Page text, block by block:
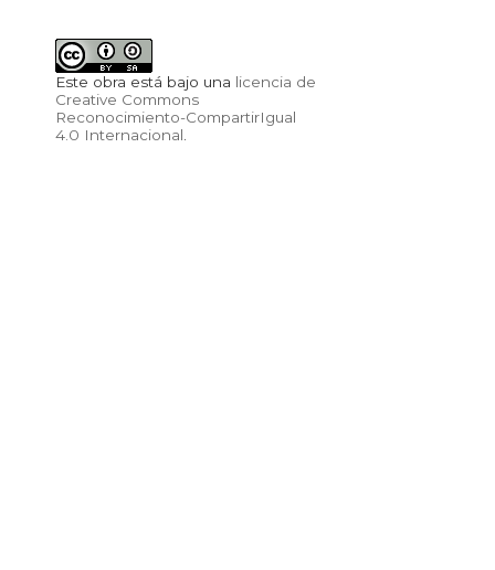
Este obra está bajo una licencia de
Creative Commons
Reconocimiento-CompartirIgual
4.0 Internacional